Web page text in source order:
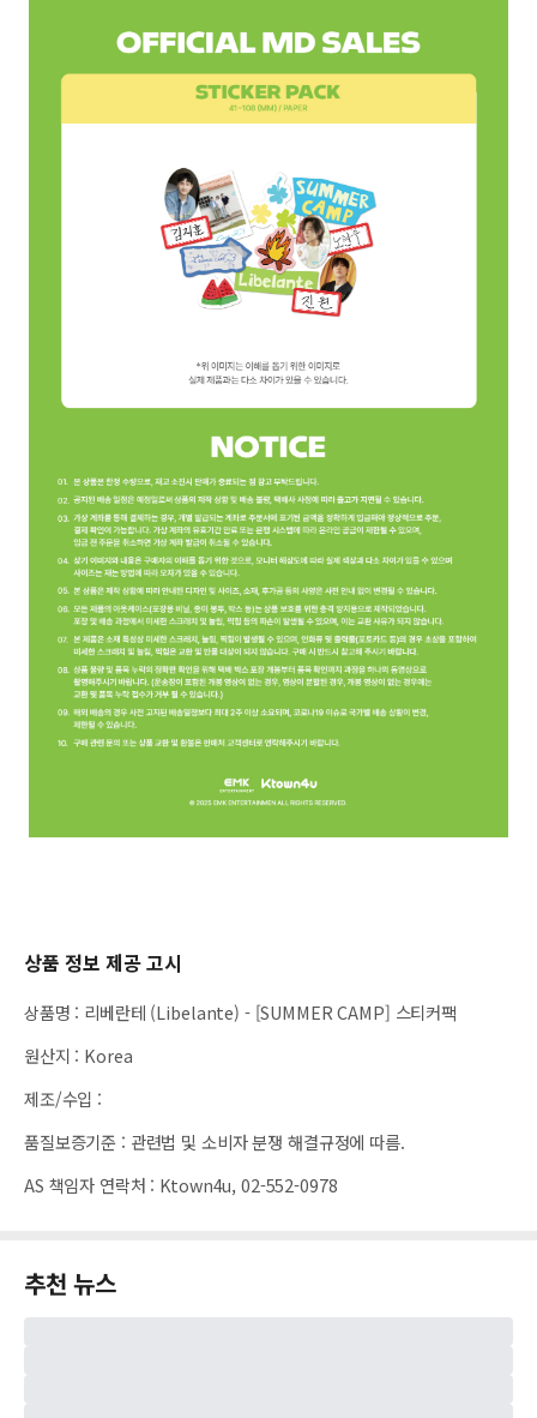
상품 정보 제공 고시
상품명 : 리베란테 (Libelante) - [SUMMER CAMP] 스티커팩
원산지 : Korea
제조/수입 :
품질보증기준 : 관련법 및 소비자 분쟁 해결규정에 따름.
AS 책임자 연락처 : Ktown4u, 02-552-0978
추천 뉴스